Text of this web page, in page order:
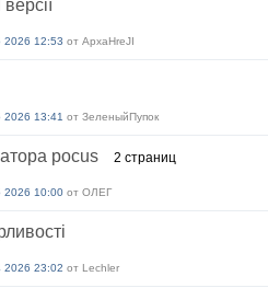
2026 12:53 от ApxaHreJI
2026 13:41 от ЗеленыйПупок
pocus 2 страниц
2026 10:00 от ОЛЕГ
2026 23:02 от Lechler